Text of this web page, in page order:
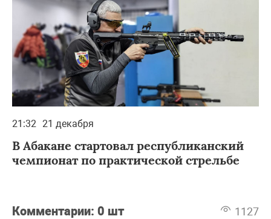
21:32 21 декабря
В Абакане стартовал республиканский
чемпионат по практической стрельбе
Комментарии: 0 шт 1127